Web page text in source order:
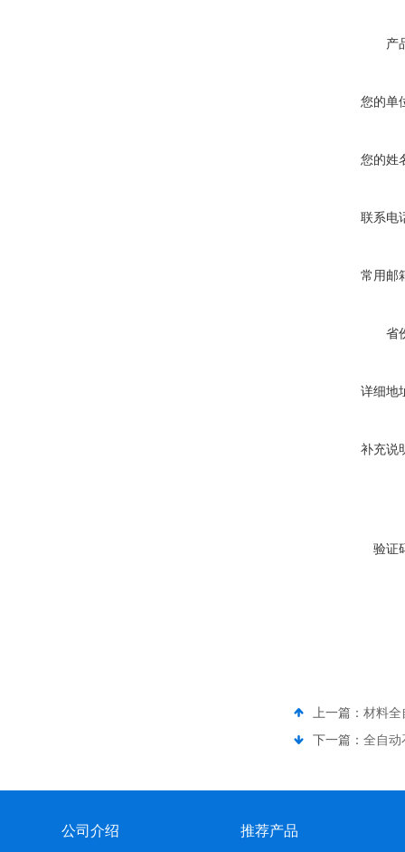
产
您的单
您的姓
联系电
常用邮
省
详细地
补充说
验证
上一篇： 材料全
下一篇： 全自动
公司介绍 推荐产品